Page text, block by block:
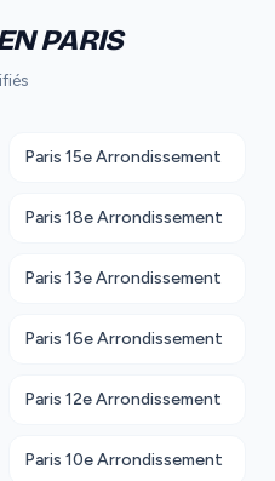
PARIS
Paris 15e Arrondissement
Paris 18e Arrondissement
Paris 13e Arrondissement
Paris 16e Arrondissement
Paris 12e Arrondissement
Paris 10e Arrondissement